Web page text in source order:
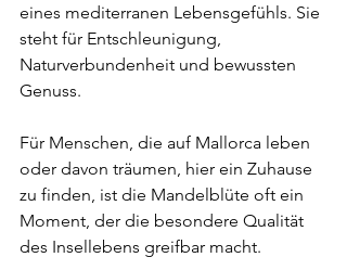
eines mediterranen Lebensgefühls. Sie
steht für Entschleunigung,
Naturverbundenheit und bewussten
Genuss.
Für Menschen, die auf Mallorca leben
oder davon träumen, hier ein Zuhause
zu finden, ist die Mandelblüte oft ein
Moment, der die besondere Qualität
des Insellebens greifbar macht.